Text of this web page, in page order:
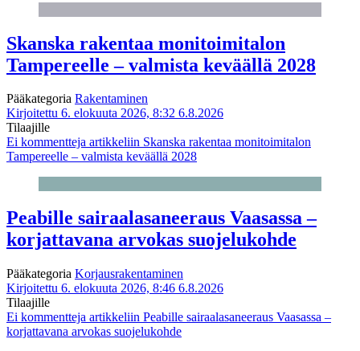
Skanska rakentaa monitoimitalon
Tampereelle – valmista keväällä 2028
Pääkategoria Rakentaminen
Kirjoitettu 6. elokuuta 2026, 8:32 6.8.2026
Tilaajille
Ei kommentteja artikkeliin Skanska rakentaa monitoimitalon
Tampereelle – valmista keväällä 2028
Peabille sairaalasaneeraus Vaasassa –
korjattavana arvokas suojelukohde
Pääkategoria Korjausrakentaminen
Kirjoitettu 6. elokuuta 2026, 8:46 6.8.2026
Tilaajille
Ei kommentteja artikkeliin Peabille sairaalasaneeraus Vaasassa –
korjattavana arvokas suojelukohde